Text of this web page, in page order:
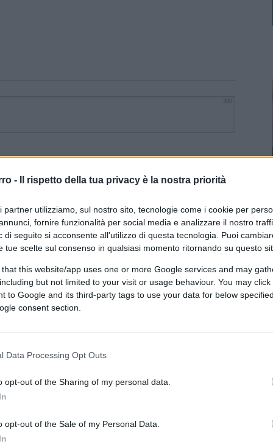
- Il rispetto della tua privacy è la nostra priorità
partner utilizziamo, sul nostro sito, tecnologie come i cookie per
fornire funzionalità per social media e analizzare il nostro
di seguito si acconsente all'utilizzo di questa tecnologia. Puoi
tue scelte sul consenso in qualsiasi momento ritornando su questo
that this website/app uses one or more Google services and may
but not limited to your visit or usage behaviour. You may
to Google and its third-party tags to use your data for below
consent section.
Data Processing Opt Outs
opt-out of the Sharing of my personal data.
opt-out of the Sale of my Personal Data.
di Thiel per capire che l’umanità tutta farebbe meglio
idee. Ma qui come al solito lo scopo è polarizzare
da cui stare attenti, non da idolatrare. Thiel è il
meno.